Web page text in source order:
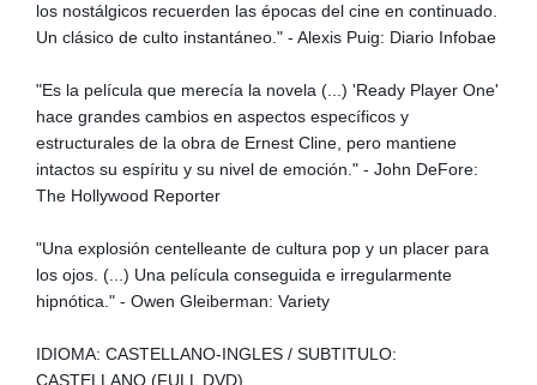
los nostálgicos recuerden las épocas del cine en continuado.
Un clásico de culto instantáneo." - Alexis Puig: Diario Infobae
"Es la película que merecía la novela (...) 'Ready Player One'
hace grandes cambios en aspectos específicos y
estructurales de la obra de Ernest Cline, pero mantiene
intactos su espíritu y su nivel de emoción." - John DeFore:
The Hollywood Reporter
"Una explosión centelleante de cultura pop y un placer para
los ojos. (...) Una película conseguida e irregularmente
hipnótica." - Owen Gleiberman: Variety
IDIOMA: CASTELLANO-INGLES / SUBTITULO:
CASTELLANO (FULL DVD)